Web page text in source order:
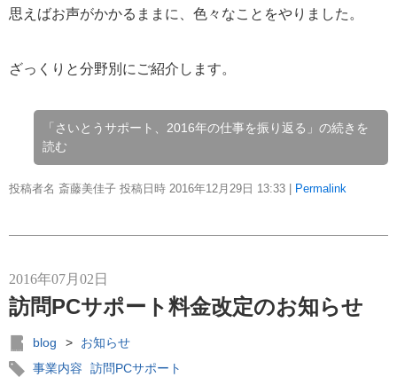
思えばお声がかかるままに、色々なことをやりました。
ざっくりと分野別にご紹介します。
「さいとうサポート、2016年の仕事を振り返る」の続きを
読む
投稿者名 斎藤美佳子 投稿日時 2016年12月29日 13:33 Permalink
2016年07月02日
訪問PCサポート料金改定のお知らせ
blog >
お知らせ
事業内容
訪問PCサポート